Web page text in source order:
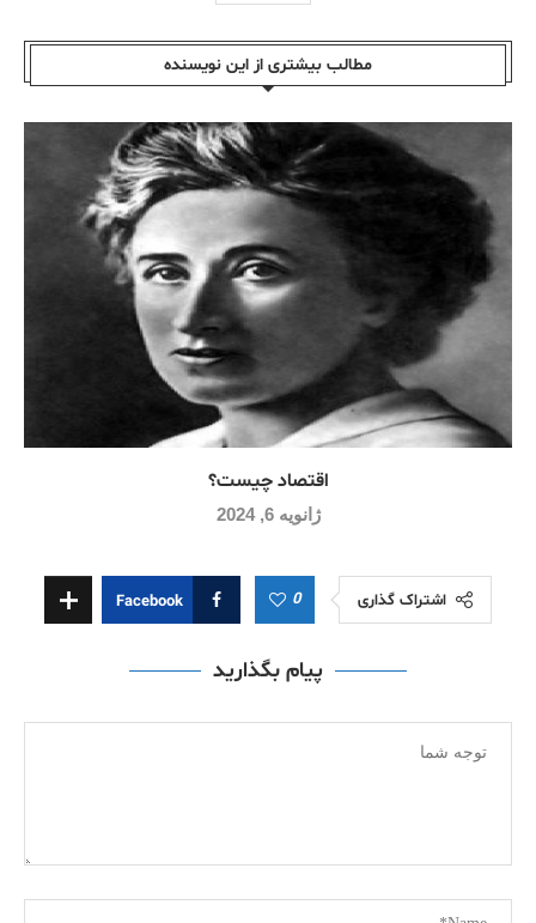
مطالب بیشتری از این نویسندە
اقتصاد چيست؟
ژانویه 6, 2024
اشتراک گذاری 0
Facebook
پیام بگذارید